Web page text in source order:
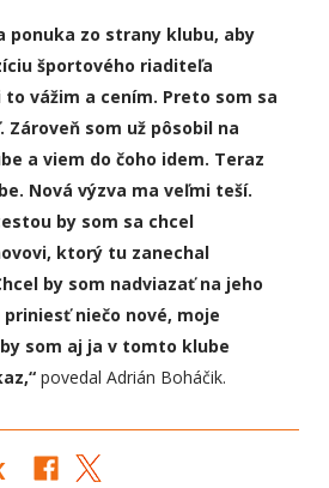
ponuka zo strany klubu, aby
športového riaditeľa
vážim a cením. Preto som sa
Zároveň som už pôsobil na
a viem do čoho idem. Teraz
Nová výzva ma veľmi teší.
by som sa chcel
ktorý tu zanechal
by som nadviazať na jeho
niečo nové, moje
som aj ja v tomto klube
povedal Adrián Boháčik.